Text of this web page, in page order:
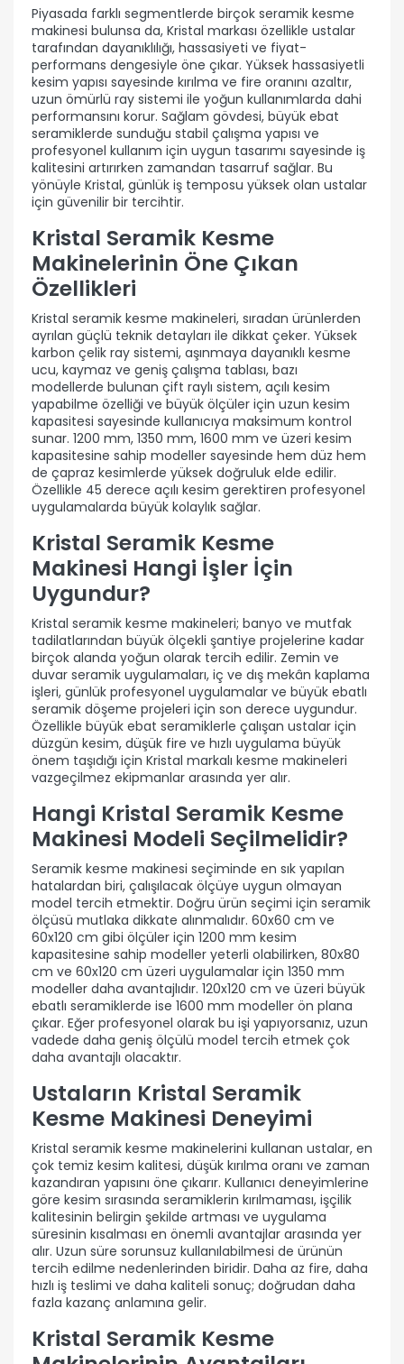
Piyasada farklı segmentlerde birçok seramik kesme
makinesi bulunsa da, Kristal markası özellikle ustalar
tarafından dayanıklılığı, hassasiyeti ve fiyat-
performans dengesiyle öne çıkar. Yüksek hassasiyetli
kesim yapısı sayesinde kırılma ve fire oranını azaltır,
uzun ömürlü ray sistemi ile yoğun kullanımlarda dahi
performansını korur. Sağlam gövdesi, büyük ebat
seramiklerde sunduğu stabil çalışma yapısı ve
profesyonel kullanım için uygun tasarımı sayesinde iş
kalitesini artırırken zamandan tasarruf sağlar. Bu
yönüyle Kristal, günlük iş temposu yüksek olan ustalar
için güvenilir bir tercihtir.
Kristal Seramik Kesme
Makinelerinin Öne Çıkan
Özellikleri
Kristal seramik kesme makineleri, sıradan ürünlerden
ayrılan güçlü teknik detayları ile dikkat çeker. Yüksek
karbon çelik ray sistemi, aşınmaya dayanıklı kesme
ucu, kaymaz ve geniş çalışma tablası, bazı
modellerde bulunan çift raylı sistem, açılı kesim
yapabilme özelliği ve büyük ölçüler için uzun kesim
kapasitesi sayesinde kullanıcıya maksimum kontrol
sunar. 1200 mm, 1350 mm, 1600 mm ve üzeri kesim
kapasitesine sahip modeller sayesinde hem düz hem
de çapraz kesimlerde yüksek doğruluk elde edilir.
Özellikle 45 derece açılı kesim gerektiren profesyonel
uygulamalarda büyük kolaylık sağlar.
Kristal Seramik Kesme
Makinesi Hangi İşler İçin
Uygundur?
Kristal seramik kesme makineleri; banyo ve mutfak
tadilatlarından büyük ölçekli şantiye projelerine kadar
birçok alanda yoğun olarak tercih edilir. Zemin ve
duvar seramik uygulamaları, iç ve dış mekân kaplama
işleri, günlük profesyonel uygulamalar ve büyük ebatlı
seramik döşeme projeleri için son derece uygundur.
Özellikle büyük ebat seramiklerle çalışan ustalar için
düzgün kesim, düşük fire ve hızlı uygulama büyük
önem taşıdığı için Kristal markalı kesme makineleri
vazgeçilmez ekipmanlar arasında yer alır.
Hangi Kristal Seramik Kesme
Makinesi Modeli Seçilmelidir?
Seramik kesme makinesi seçiminde en sık yapılan
hatalardan biri, çalışılacak ölçüye uygun olmayan
model tercih etmektir. Doğru ürün seçimi için seramik
ölçüsü mutlaka dikkate alınmalıdır. 60x60 cm ve
60x120 cm gibi ölçüler için 1200 mm kesim
kapasitesine sahip modeller yeterli olabilirken, 80x80
cm ve 60x120 cm üzeri uygulamalar için 1350 mm
modeller daha avantajlıdır. 120x120 cm ve üzeri büyük
ebatlı seramiklerde ise 1600 mm modeller ön plana
çıkar. Eğer profesyonel olarak bu işi yapıyorsanız, uzun
vadede daha geniş ölçülü model tercih etmek çok
daha avantajlı olacaktır.
Ustaların Kristal Seramik
Kesme Makinesi Deneyimi
Kristal seramik kesme makinelerini kullanan ustalar, en
çok temiz kesim kalitesi, düşük kırılma oranı ve zaman
kazandıran yapısını öne çıkarır. Kullanıcı deneyimlerine
göre kesim sırasında seramiklerin kırılmaması, işçilik
kalitesinin belirgin şekilde artması ve uygulama
süresinin kısalması en önemli avantajlar arasında yer
alır. Uzun süre sorunsuz kullanılabilmesi de ürünün
tercih edilme nedenlerinden biridir. Daha az fire, daha
hızlı iş teslimi ve daha kaliteli sonuç; doğrudan daha
fazla kazanç anlamına gelir.
Kristal Seramik Kesme